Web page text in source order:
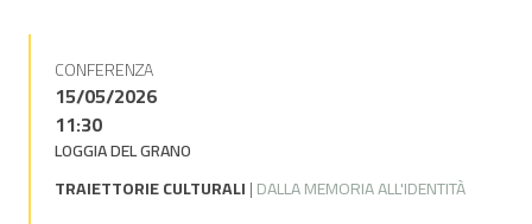
CONFERENZA
15/05/2026
11:30
LOGGIA DEL GRANO
TRAIETTORIE CULTURALI|DALLA MEMORIA ALL'IDENTITÀ